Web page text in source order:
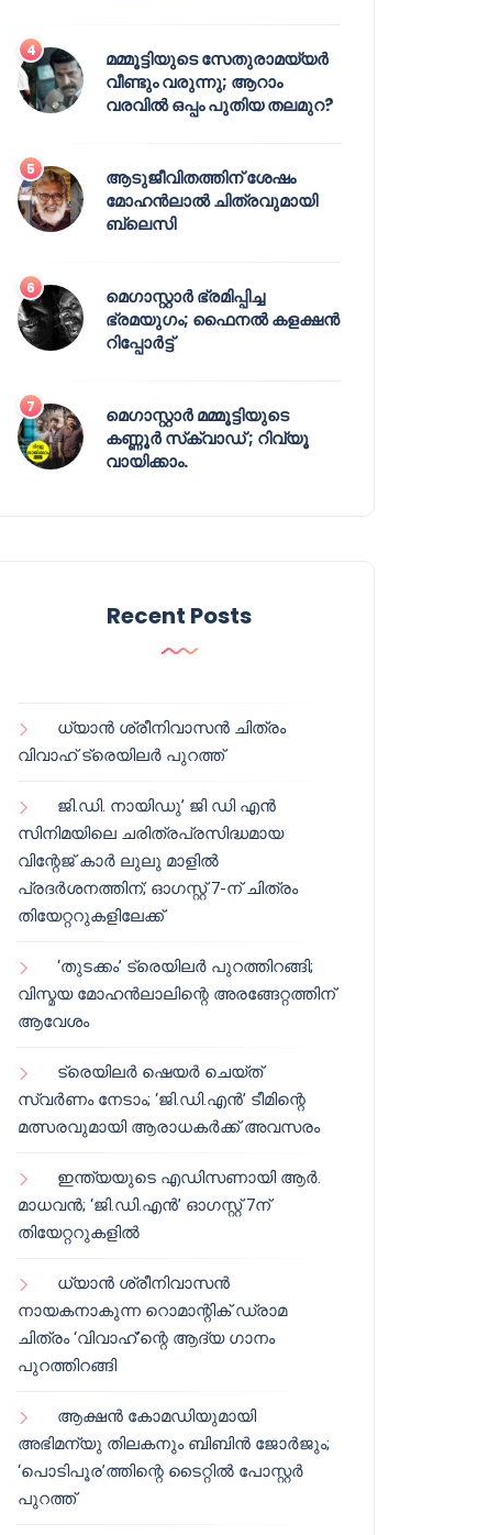
മമ്മൂട്ടിയുടെ സേതുരാമയ്യർ
വീണ്ടും വരുന്നു; ആറാം
വരവിൽ ഒപ്പം പുതിയ തലമുറ?
ആടുജീവിതത്തിന് ശേഷം
മോഹൻലാൽ ചിത്രവുമായി
ബ്ലെസി
മെഗാസ്റ്റാർ ഭ്രമിപ്പിച്ച
ഭ്രമയുഗം; ഫൈനൽ കളക്ഷൻ
റിപ്പോർട്ട്
മെഗാസ്റ്റാർ മമ്മൂട്ടിയുടെ
കണ്ണൂർ സ്‌ക്വാഡ് ; റിവ്യൂ
വായിക്കാം.
Recent Posts
ധ്യാൻ ശ്രീനിവാസൻ ചിത്രം
വിവാഹ് ട്രെയിലർ പുറത്ത്
ജി.ഡി. നായിഡു’ ജി ഡി എൻ
സിനിമയിലെ ചരിത്രപ്രസിദ്ധമായ
വിന്റേജ് കാർ ലുലു മാളിൽ
പ്രദർശനത്തിന്; ഓഗസ്റ്റ് 7-ന് ചിത്രം
തിയേറ്ററുകളിലേക്ക്
‘തുടക്കം’ ട്രെയിലർ പുറത്തിറങ്ങി;
വിസ്മയ മോഹൻലാലിന്റെ അരങ്ങേറ്റത്തിന്
ആവേശം
ട്രെയിലർ ഷെയർ ചെയ്‌ത്
സ്വർണം നേടാം; ‘ജി.ഡി.എൻ’ ടീമിന്റെ
മത്സരവുമായി ആരാധകർക്ക് അവസരം
ഇന്ത്യയുടെ എഡിസണായി ആർ.
മാധവൻ; ‘ജി.ഡി.എൻ’ ഓഗസ്റ്റ് 7ന്
തിയേറ്ററുകളിൽ
ധ്യാൻ ശ്രീനിവാസൻ
നായകനാകുന്ന റൊമാന്റിക് ഡ്രാമ
ചിത്രം ‘വിവാഹ്’ന്റെ ആദ്യ ഗാനം
പുറത്തിറങ്ങി
ആക്ഷൻ കോമഡിയുമായി
അഭിമന്യു തിലകനും ബിബിൻ ജോർജും;
‘പൊടിപൂര’ത്തിന്റെ ടൈറ്റിൽ പോസ്റ്റർ
പുറത്ത്